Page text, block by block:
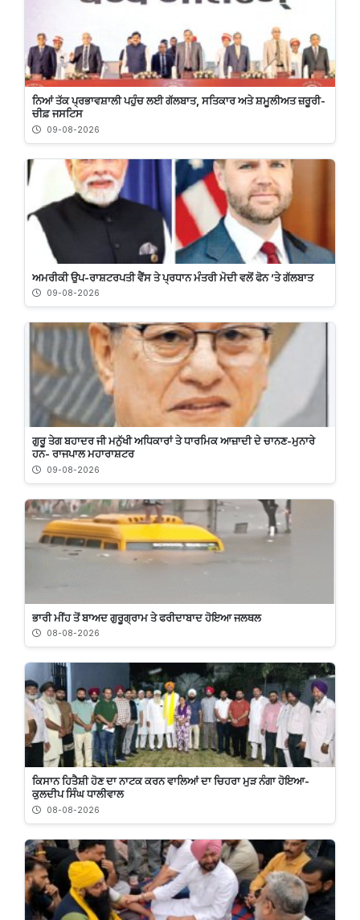
ਨਿਆਂ ਤੱਕ ਪ੍ਰਭਾਵਸ਼ਾਲੀ ਪਹੁੰਚ ਲਈ ਗੱਲਬਾਤ, ਸਤਿਕਾਰ ਅਤੇ ਸ਼ਮੂਲੀਅਤ ਜ਼ਰੂਰੀ-
ਚੀਫ਼ ਜਸਟਿਸ
09-08-2026
ਅਮਰੀਕੀ ਉਪ-ਰਾਸ਼ਟਰਪਤੀ ਵੈਂਸ ਤੇ ਪ੍ਰਧਾਨ ਮੰਤਰੀ ਮੋਦੀ ਵਲੋਂ ਫੋਨ ’ਤੇ ਗੱਲਬਾਤ
09-08-2026
ਗੁਰੂ ਤੇਗ ਬਹਾਦਰ ਜੀ ਮਨੁੱਖੀ ਅਧਿਕਾਰਾਂ ਤੇ ਧਾਰਮਿਕ ਆਜ਼ਾਦੀ ਦੇ ਚਾਨਣ-ਮੁਨਾਰੇ
ਹਨ- ਰਾਜਪਾਲ ਮਹਾਰਾਸ਼ਟਰ
09-08-2026
ਭਾਰੀ ਮੀਂਹ ਤੋਂ ਬਾਅਦ ਗੁਰੂਗ੍ਰਾਮ ਤੇ ਫਰੀਦਾਬਾਦ ਹੋਇਆ ਜਲਥਲ
08-08-2026
ਕਿਸਾਨ ਹਿਤੈਸ਼ੀ ਹੋਣ ਦਾ ਨਾਟਕ ਕਰਨ ਵਾਲਿਆਂ ਦਾ ਚਿਹਰਾ ਮੁੜ ਨੰਗਾ ਹੋਇਆ-
ਕੁਲਦੀਪ ਸਿੰਘ ਧਾਲੀਵਾਲ
08-08-2026